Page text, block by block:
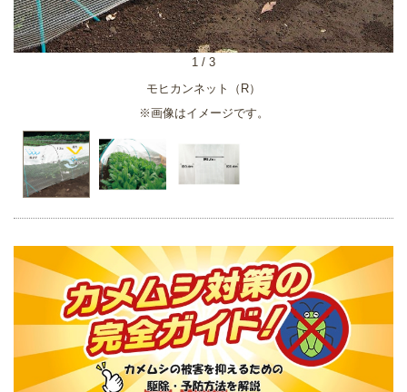
モヒカンネット（R）
※画像はイメージです。
1 / 3